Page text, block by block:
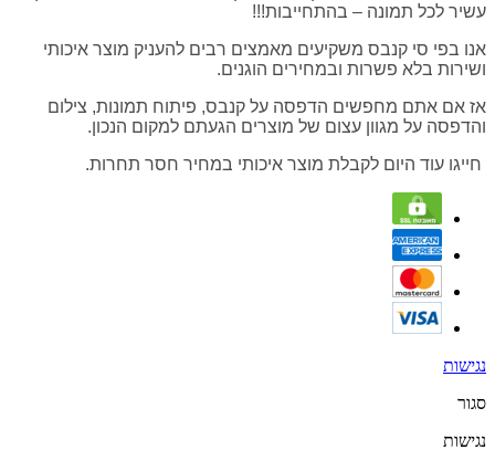
עשיר לכל תמונה – בהתחייבות!!!
אנו בפי סי קנבס משקיעים מאמצים רבים להעניק מוצר איכותי
ושירות בלא פשרות ובמחירים הוגנים.
אז אם אתם מחפשים הדפסה על קנבס, פיתוח תמונות, צילום
והדפסה על מגוון עצום של מוצרים הגעתם למקום הנכון.
חייגו עוד היום לקבלת מוצר איכותי במחיר חסר תחרות.
נגישות
סגור
נגישות